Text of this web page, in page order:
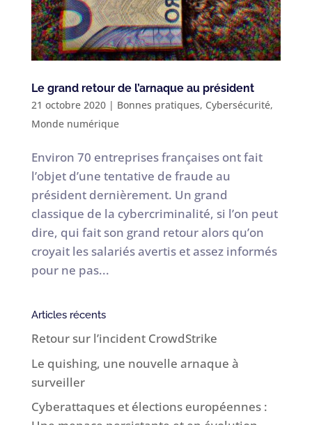
Le grand retour de l’arnaque au président
21 octobre 2020| Bonnes pratiques, Cybersécurité,
Monde numérique
Environ 70 entreprises françaises ont fait
l’objet d’une tentative de fraude au
président dernièrement. Un grand
classique de la cybercriminalité, si l’on peut
dire, qui fait son grand retour alors qu’on
croyait les salariés avertis et assez informés
pour ne pas...
Articles récents
Retour sur l’incident CrowdStrike
Le quishing, une nouvelle arnaque à
surveiller
Cyberattaques et élections européennes :